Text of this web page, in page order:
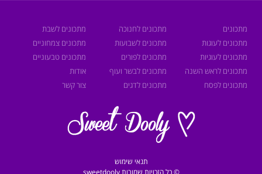
מתכונים
מתכונים לעוגות
מתכונים לעוגיות
מתכונים לראש השנה
מתכונים לפסח
מתכונים לחנוכה
מתכונים לשבועות
מתכונים לפורים
מתכונים לבשר ועוף
מתכונים לדגים
מתכונים לשבת
מתכונים צמחוניים
מתכונים טבעוניים
אודות
צור קשר
תנאי שימוש
© כל הזכויות שמורות sweetdooly